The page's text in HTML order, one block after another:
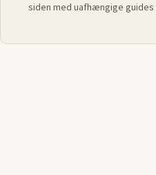
siden med uafhængige